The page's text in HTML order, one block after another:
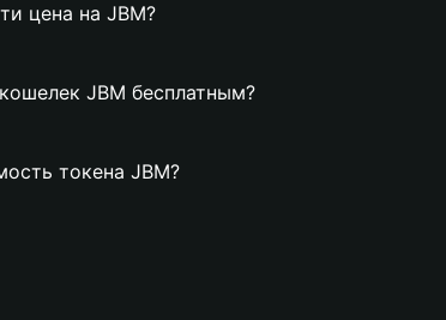
цена на JBM?
JBM бесплатным?
токена JBM?